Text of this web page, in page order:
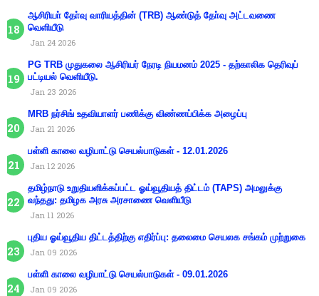
ஆசிரியா் தோ்வு வாரியத்தின் (TRB) ஆண்டுத் தோ்வு அட்டவணை
வெளியீடு
Jan 24 2026
PG TRB முதுகலை ஆசிரியர் நேரடி நியமனம் 2025 - தற்காலிக தெரிவுப்
பட்டியல் வெளியீடு.
Jan 23 2026
MRB நர்சிங் உதவியாளர் பணிக்கு விண்ணப்பிக்க அழைப்பு
Jan 21 2026
பள்ளி காலை வழிபாட்டு செயல்பாடுகள் - 12.01.2026
Jan 12 2026
தமிழ்நாடு உறுதியளிக்கப்பட்ட ஓய்வூதியத் திட்டம் (TAPS) அமலுக்கு
வந்தது: தமிழக அரசு அரசாணை வெளியீடு
Jan 11 2026
புதிய ஓய்வூதிய திட்டத்திற்கு எதிர்ப்பு: தலைமை செயலக சங்கம் முற்றுகை
Jan 09 2026
பள்ளி காலை வழிபாட்டு செயல்பாடுகள் - 09.01.2026
Jan 09 2026